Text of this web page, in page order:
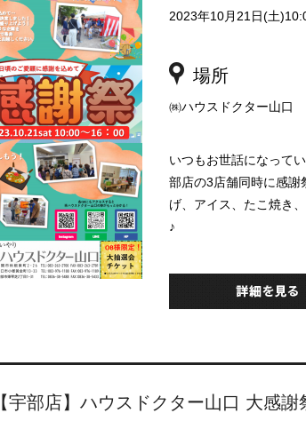
2023年10月21日(土
場所
㈱ハウスドクター山口
いつもお世話になって
部店の3店舗同時に感謝
げ、アイス、たこ焼き
♪
【宇部店】ハウスドクター山口 大感謝